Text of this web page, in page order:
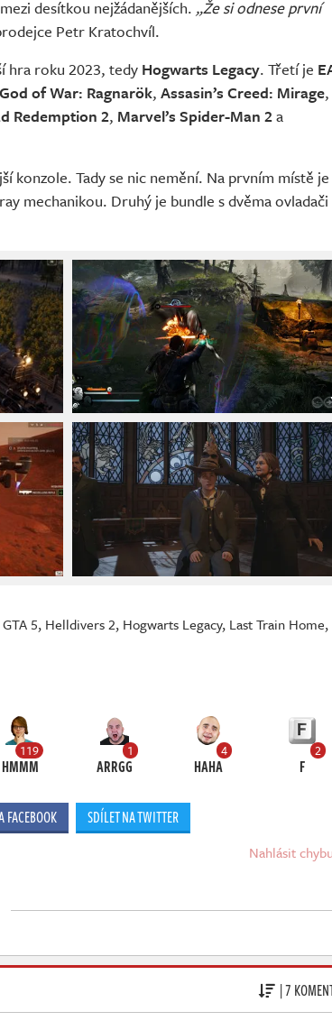
desítkou nejžádanějších. „Že si odnese první
Petr Kratochvíl.
hra roku 2023, tedy Hogwarts Legacy. Třetí je
God of War: Ragnarök, Assasin’s Creed: Mirage,
Redemption 2, Marvel’s Spider-Man 2a
konzole. Tady se nic nemění. Na prvním místě je
mechanikou. Druhý je bundle s dvěma ovladači
GTA 5, Helldivers 2, Hogwarts Legacy, Last Train Home,
119
HMMM
1
ARRGG
4
HAHA
2
F
FACEBOOK SDÍLET NA TWITTER
Nahlásit chybu
| 7